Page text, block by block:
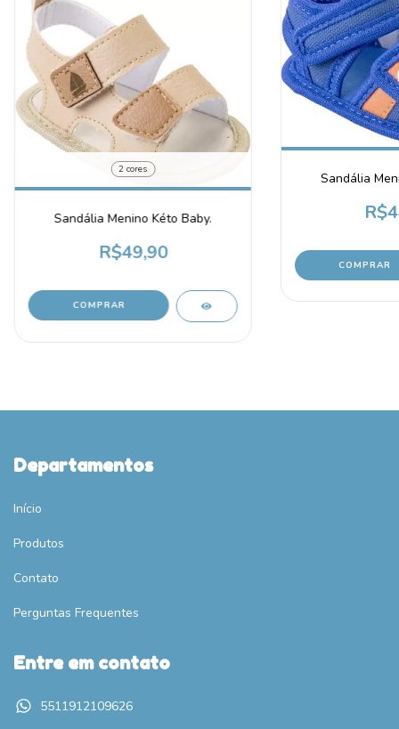
2 cores
Sandália Menino Kéto Baby.
R$49,90
COMPRAR
Sandália
COMPRAR
Departamentos
Início
Produtos
Contato
Perguntas Frequentes
Entre em contato
5511912109626